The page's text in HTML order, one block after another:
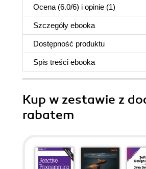
Ocena (6.0/6) i opinie (1)
Szczegóły ebooka
Dostępność produktu
Spis treści ebooka
Kup w zestawie z
rabatem